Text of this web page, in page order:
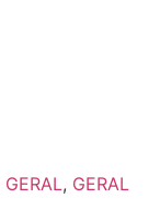
GERAL, GERAL